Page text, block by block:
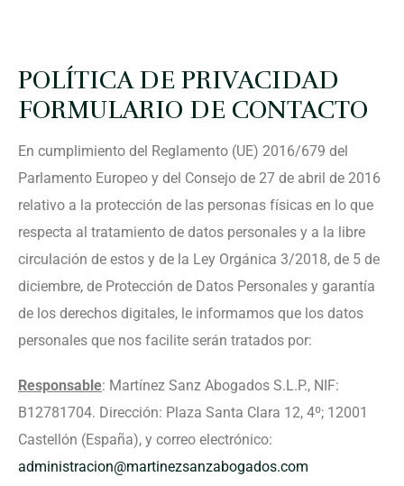
COMPRAVENTA DE
PRODUCTIVAS
MERCANTIL
LIQUIDACIÓN DE
SOCIEDADES
ASESORAMIENTO
RECLAMACIÓN
POR DESPIDO
ACCIDENTE
LABORAL
INCAPACIDAD
LABORAL
ACOSO LABORAL
DESPIDOS
COLECTIVOS: ERE,
PROCESAL CIVIL Y
RECLAMACIONES
DE CANTIDADES
RESPONSABILIDAD
DE VICIOS
CONSTRUCTIVOS
INCUMPLIMIENTO
ARRENDAMIENTOS
DERECHO DE
EXTRANJERÍA
OBTENCIÓN
NACIONALIDAD
ESPAÑOLA
DERECHO
TRIBUTARIO Y FISCAL
DERECHO
INTERNACIONAL
DERECHO DE FAMILIA
Y SUCESIONES
TRAMITACIÓN DE
ADMINISTRACIÓN
VALENCIA
DESPACHO
ABOGADOS EN
MADRID
POLÍTICA DE PRIVACIDAD
FORMULARIO DE CONTACTO
En cumplimiento del Reglamento (UE) 2016/679 del
Parlamento Europeo y del Consejo de 27 de abril de 2016
relativo a la protección de las personas físicas en lo que
respecta al tratamiento de datos personales y a la libre
circulación de estos y de la Ley Orgánica 3/2018, de 5 de
diciembre, de Protección de Datos Personales y garantía
de los derechos digitales, le informamos que los datos
personales que nos facilite serán tratados por:
Responsable: Martínez Sanz Abogados S.L.P., NIF:
B12781704. Dirección: Plaza Santa Clara 12, 4º; 12001
Castellón (España), y correo electrónico:
administracion@martinezsanzabogados.com